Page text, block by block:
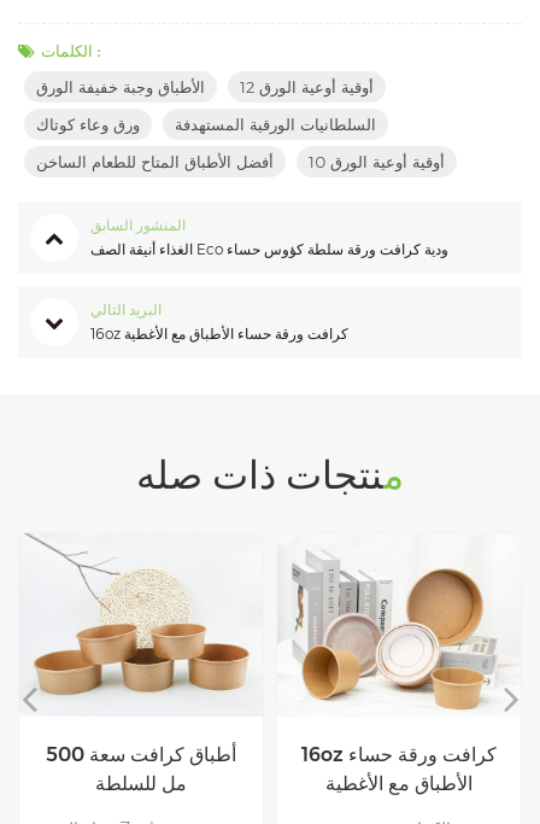
الكلمات :
الأطباق وجبة خفيفة الورق
12 أوقية أوعية الورق
ورق وعاء كوتاك
السلطانيات الورقية المستهدفة
أفضل الأطباق المتاح للطعام الساخن
10 أوقية أوعية الورق
المنشور السابق
الغذاء أنيقة الصف Eco ودية كرافت ورقة سلطة كؤوس حساء
البريد التالي
16oz كرافت ورقة حساء الأطباق مع الأغطية
منتجات ذات صله
16oz كرافت ورقة حساء
الأطباق مع الأغطية
الغذاء أنيقة الصف Eco ودية
كرافت ورقة سلطة كؤوس